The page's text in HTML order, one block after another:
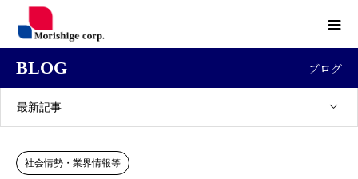
BLOG ブログ
最新記事
社会情勢・業界情報等